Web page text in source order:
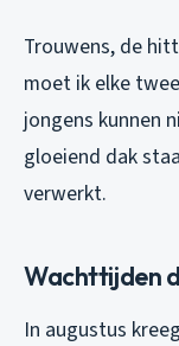
Trouwens, de
moet ik elke
jongens kunnen
gloeiend dak
verwerkt.
Wachttijden
In augustus